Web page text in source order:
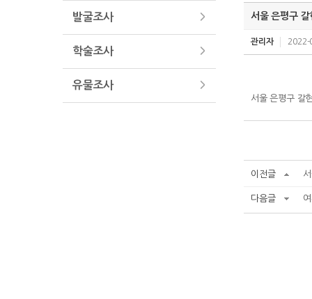
발굴조사
학술조사
유물조사
서울 은평구
관리자 2022-
서울 은평구 갈
이전글
다음글